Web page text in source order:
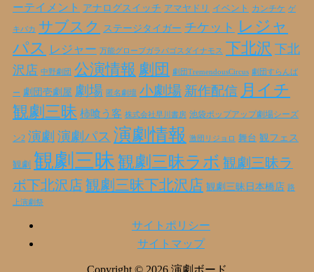
ーテイメント アナログスイッチ アマヤドリ イベント カンチケ ゲ
キバカ サブスク ステージタイガー チケット レジャ
パス レジャー 万能グローブガラパゴスダイナモス 下北沢 下北
沢店 中野劇団 公演情報 劇団 劇団TremendousCircus 劇団すらんば
ー 劇団壱劇屋 劇場 匿名劇壇 小劇場 新作配信 月イチ
観劇三昧 柿喰う客 株式会社早川書房 池袋ポップアップ劇場シーズ
ン2 演劇 演劇パス 演劇情報 激団リジョロ 舞台 観フェス
観劇 観劇三昧観劇三昧ラボ 観劇三昧ラ
ボ下北沢店観劇三昧下北沢店 観劇三昧日本橋店 路
上演劇祭
サイトポリシー
サイトマップ
Copyright © 2026 演劇ボード